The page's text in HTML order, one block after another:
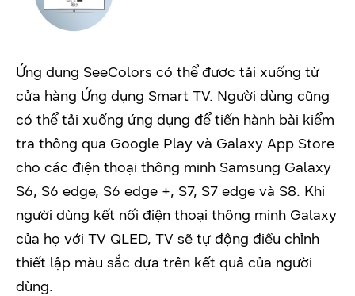
Ứng dụng SeeColors có thể được tải xuống từ
cửa hàng Ứng dụng Smart TV. Người dùng cũng
có thể tải xuống ứng dụng để tiến hành bài kiểm
tra thông qua Google Play và Galaxy App Store
cho các điện thoại thông minh Samsung Galaxy
S6, S6 edge, S6 edge +, S7, S7 edge và S8. Khi
người dùng kết nối điện thoại thông minh Galaxy
của họ với TV QLED, TV sẽ tự động điều chỉnh
thiết lập màu sắc dựa trên kết quả của người
dùng.